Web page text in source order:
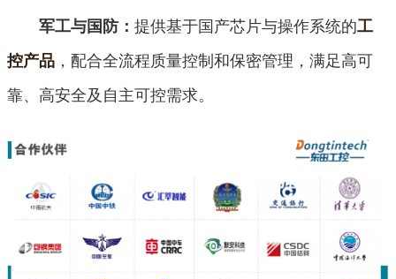
军工与国防：提供基于国产芯片与操作系统的工
控产品 ，配合全流程质量控制和保密管理，满足高可
靠、高安全及自主可控需求。